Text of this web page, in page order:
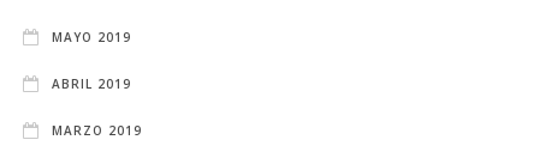
MAYO 2019
ABRIL 2019
MARZO 2019